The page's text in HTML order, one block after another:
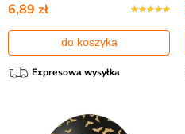
6,89 zł
do koszyka
Expresowa wysyłka